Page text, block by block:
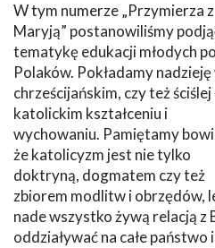
W tym numerze „Przymierza z
Maryją” postanowiliśmy
tematykę edukacji młodych
Polaków. Pokładamy nadzieję
chrześcijańskim, czy też ściślej
katolickim kształceniu i
wychowaniu. Pamiętamy
że katolicyzm jest nie tylko
doktryną, dogmatem czy też
zbiorem modlitw i obrzędów,
nade wszystko żywą relacją z
oddziaływać na całe państwo